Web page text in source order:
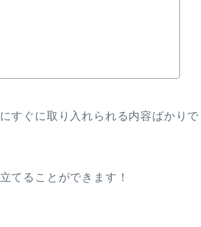
すぐに取り入れられる内容ばかりで
てることができます！